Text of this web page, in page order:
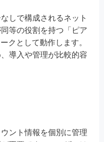
しで構成されるネット
等の役割を持つ「ピア
クとして動作します。
導入や管理が比較的容
ント情報を個別に管理